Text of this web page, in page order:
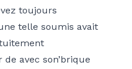
toujours
telle soumis avait
avec son’brique